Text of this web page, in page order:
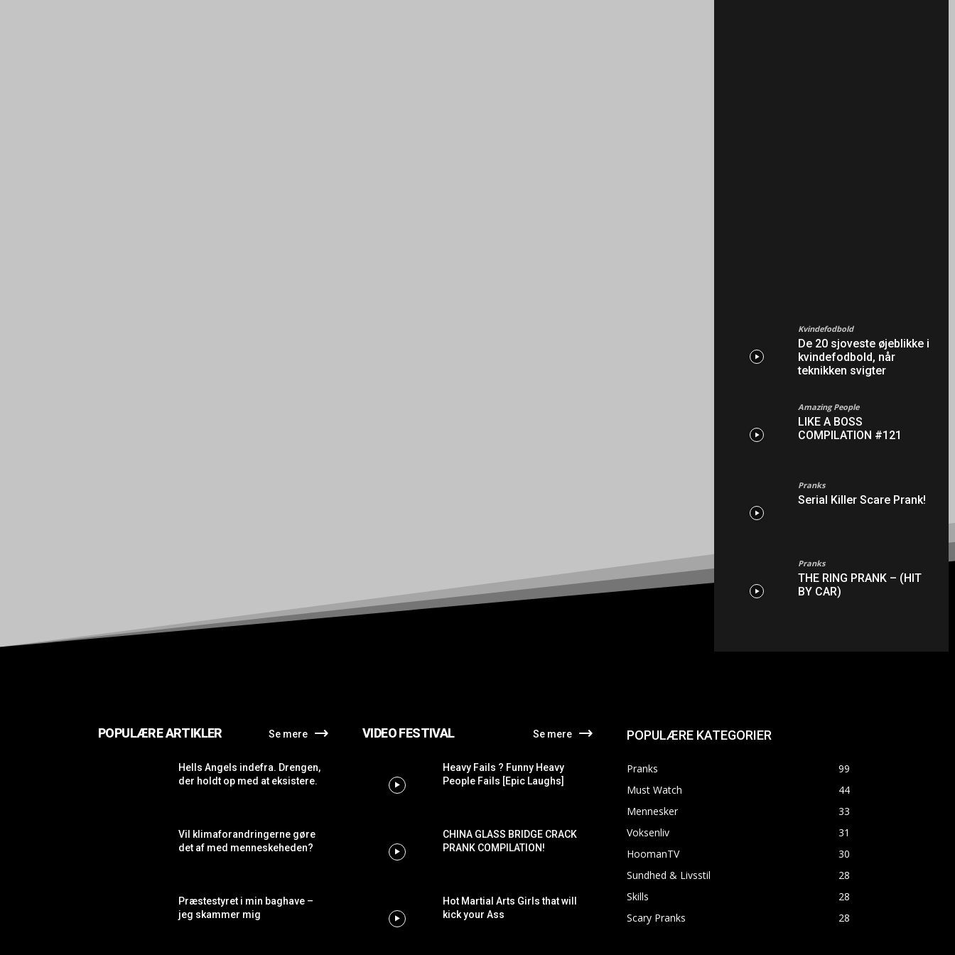
Kvindefodbold
De 20 sjoveste øjeblikke i
kvindefodbold, når
teknikken svigter
Amazing People
LIKE A BOSS
COMPILATION #121
Pranks
Serial Killer Scare Prank!
Pranks
THE RING PRANK – (HIT
BY CAR)
POPULÆRE ARTIKLER Se mere
Hells Angels indefra. Drengen,
der holdt op med at eksistere.
Vil klimaforandringerne gøre
det af med menneskeheden?
Præstestyret i min baghave –
jeg skammer mig
VIDEO FESTIVAL Se mere
Heavy Fails ? Funny Heavy
People Fails [Epic Laughs]
CHINA GLASS BRIDGE CRACK
PRANK COMPILATION!
Hot Martial Arts Girls that will
kick your Ass
POPULÆRE KATEGORIER
Pranks
99
Must Watch
44
Mennesker
33
Voksenliv
31
HoomanTV
30
Sundhed & Livsstil
28
Skills
28
Scary Pranks
28